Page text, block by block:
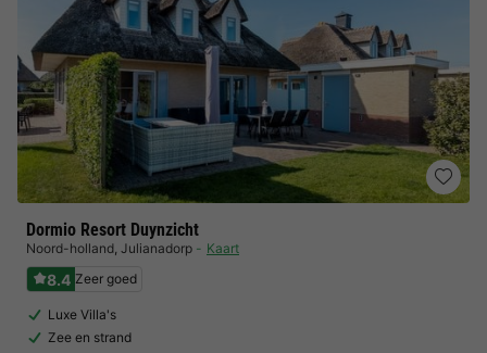
Dormio Resort Duynzicht
Noord-holland, Julianadorp Kaart
8.4 Zeer goed
Luxe Villa's
Zee en strand